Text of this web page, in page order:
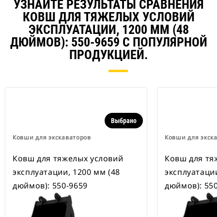
устройства для быстрой смены
навесного оборудования,
рассчитанные на ширину для
рытья траншей.
В навесном оборудовании,
совместимом со специальным
устройством для быстрой смены
применяются неподвижно
Специальные устройства для
быстрой смены навесного
оборудования CW оснащены
надежного удержания навесного
оборудования.
В наличии имеются
специальные устройства для
УЗНАЙТЕ РЕЗУЛЬТАТЫ СРАВНЕНИЯ
КОВШ ДЛЯ ТЯЖЕЛЫХ УСЛОВИЙ
ЭКСПЛУАТАЦИИ, 1200 ММ (48
ДЮЙМОВ): 550-9659 С ПОПУЛЯРНОЙ
ПРОДУКЦИЕЙ.
Ковши для экскаваторов
Выбрано
Ковш для тяжелых условий
эксплуатации, 1200 мм (48
дюймов): 550-9659
Ковши для
Ковш для
дюймов):